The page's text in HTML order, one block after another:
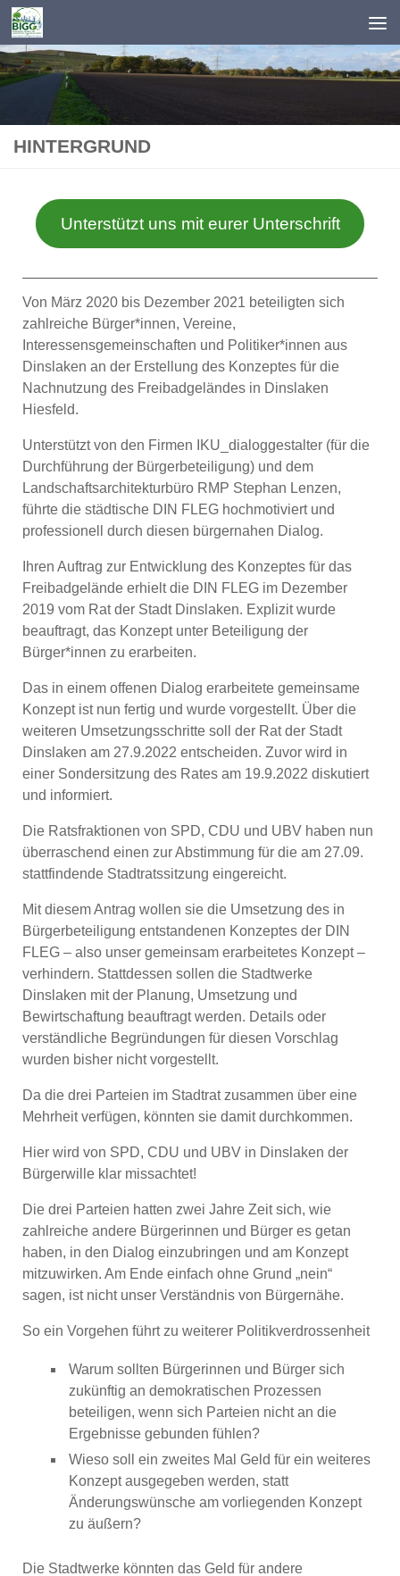
Zum Inhalt springen
HINTERGRUND
Unterstützt uns mit eurer Unterschrift
Von März 2020 bis Dezember 2021 beteiligten sich
zahlreiche Bürger*innen, Vereine,
Interessensgemeinschaften und Politiker*innen aus
Dinslaken an der Erstellung des Konzeptes für die
Nachnutzung des Freibadgeländes in Dinslaken
Hiesfeld.
Unterstützt von den Firmen IKU_dialoggestalter (für die
Durchführung der Bürgerbeteiligung) und dem
Landschaftsarchitekturbüro RMP Stephan Lenzen,
führte die städtische DIN FLEG hochmotiviert und
professionell durch diesen bürgernahen Dialog.
Ihren Auftrag zur Entwicklung des Konzeptes für das
Freibadgelände erhielt die DIN FLEG im Dezember
2019 vom Rat der Stadt Dinslaken. Explizit wurde
beauftragt, das Konzept unter Beteiligung der
Bürger*innen zu erarbeiten.
Das in einem offenen Dialog erarbeitete gemeinsame
Konzept ist nun fertig und wurde vorgestellt. Über die
weiteren Umsetzungsschritte soll der Rat der Stadt
Dinslaken am 27.9.2022 entscheiden. Zuvor wird in
einer Sondersitzung des Rates am 19.9.2022 diskutiert
und informiert.
Die Ratsfraktionen von SPD, CDU und UBV haben nun
überraschend einen zur Abstimmung für die am 27.09.
stattfindende Stadtratssitzung eingereicht.
Mit diesem Antrag wollen sie die Umsetzung des in
Bürgerbeteiligung entstandenen Konzeptes der DIN
FLEG – also unser gemeinsam erarbeitetes Konzept –
verhindern. Stattdessen sollen die Stadtwerke
Dinslaken mit der Planung, Umsetzung und
Bewirtschaftung beauftragt werden. Details oder
verständliche Begründungen für diesen Vorschlag
wurden bisher nicht vorgestellt.
Da die drei Parteien im Stadtrat zusammen über eine
Mehrheit verfügen, könnten sie damit durchkommen.
Hier wird von SPD, CDU und UBV in Dinslaken der
Bürgerwille klar missachtet!
Die drei Parteien hatten zwei Jahre Zeit sich, wie
zahlreiche andere Bürgerinnen und Bürger es getan
haben, in den Dialog einzubringen und am Konzept
mitzuwirken. Am Ende einfach ohne Grund „nein“
sagen, ist nicht unser Verständnis von Bürgernähe.
So ein Vorgehen führt zu weiterer Politikverdrossenheit
Warum sollten Bürgerinnen und Bürger sich
zukünftig an demokratischen Prozessen
beteiligen, wenn sich Parteien nicht an die
Ergebnisse gebunden fühlen?
Wieso soll ein zweites Mal Geld für ein weiteres
Konzept ausgegeben werden, statt
Änderungswünsche am vorliegenden Konzept
zu äußern?
Die Stadtwerke könnten das Geld für andere